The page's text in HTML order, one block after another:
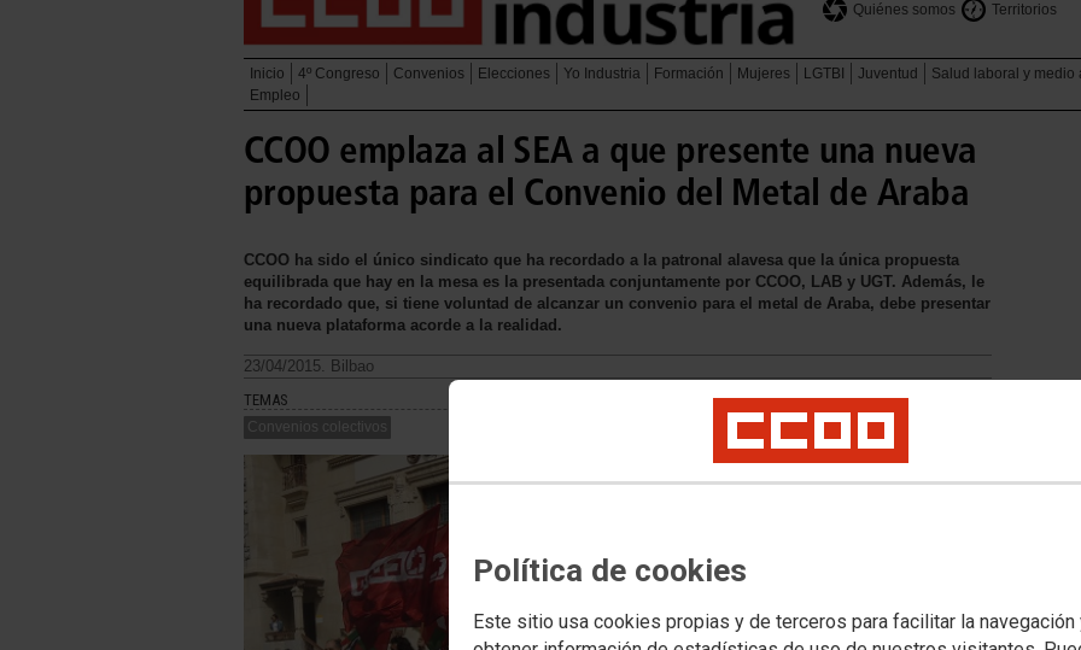
Política de cookies
Este sitio usa cookies propias y de terceros para facilitar la navegación
Quiénes somos
Territorios
Inicio 4º Congreso Convenios Elecciones Yo Industria Formación Mujeres LGTBI Juventud Salud laboral y medio
Empleo
CCOO emplaza al SEA a que presente una nueva
propuesta para el Convenio del Metal de Araba
CCOO ha sido el único sindicato que ha recordado a la patronal alavesa que la única propuesta
equilibrada que hay en la mesa es la presentada conjuntamente por CCOO, LAB y UGT. Además, le
ha recordado que, si tiene voluntad de alcanzar un convenio para el metal de Araba, debe presentar
una nueva plataforma acorde a la realidad.
23/04/2015. Bilbao
TEMAS
Convenios colectivos